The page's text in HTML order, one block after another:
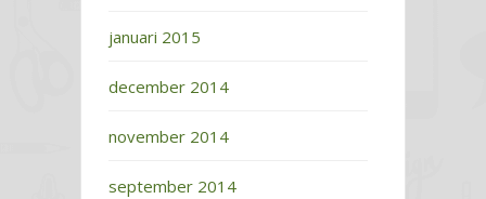
januari 2015
december 2014
november 2014
september 2014